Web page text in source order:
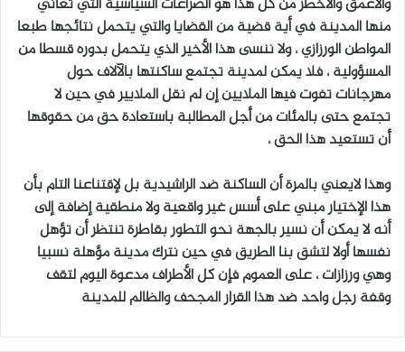
منها المدينة في أية قضية من القضايا والتي يتحمل نتائجها طبعا
المواطن الورزازي ، ولا ننسى هذا الأخير الذي يتحمل بدوره قسطا من
المسؤولية ، فلا يمكن لمدينة تجتمع ساكنتها بالآلاف حول
مهرجانات تفوت فيها الملايين إن لم نقل الملايير في حين لا
تجتمع حتى بالمئات من أجل المطالبة باستعادة حق من حقوقها
أن تستعيد هذا الحق ،
وهذا لايعني بالمرة أن الساكنة ضد الراشيدية بل لإقتناعنا التام بأن
هذا الإختيار مبني على أسس غير واقعية ولا منطقية إضافة إلى
أنه لا يمكن أن نسير بالجهة نحو التطور بقاطرة تنتظر أن تؤهل
نفسها أولا لتشق بنا الطريق في حين نترك مدينة مؤهلة نسبيا
وهي ورزازات ، على العموم فإن كل الأطراف مدعوة اليوم لتقف
وقفة رجل واحد ضد هذا القرار المجحف والظالم للمدينة